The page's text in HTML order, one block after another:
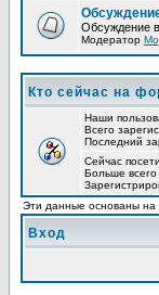
Обсуждение
Модератор
Кто сейчас на
Наши
Всего
Последний
Сейчас
Больше всего
Эти данные основаны на
Вход